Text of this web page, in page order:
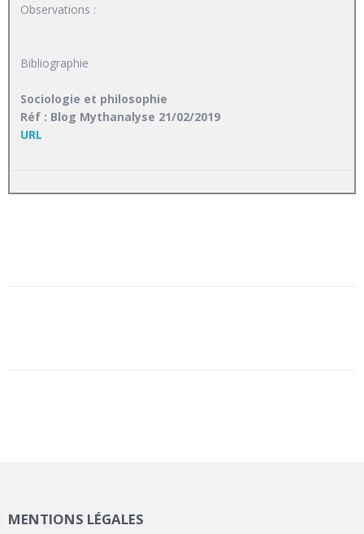
Observations :
Bibliographie
Sociologie et philosophie
Réf : Blog Mythanalyse 21/02/2019
URL
MENTIONS LÉGALES